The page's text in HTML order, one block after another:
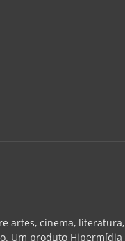
artes, cinema, literatura,
Um produto Hipermídia